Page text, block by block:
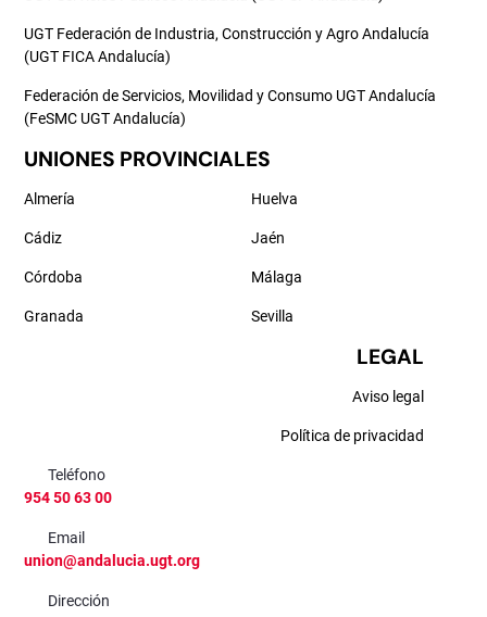
UGT Federación de Industria, Construcción y Agro Andalucía
(UGT FICA Andalucía)
Federación de Servicios, Movilidad y Consumo UGT Andalucía
(FeSMC UGT Andalucía)
UNIONES PROVINCIALES
Almería
Cádiz
Córdoba
Granada
Huelva
Jaén
Málaga
Sevilla
LEGAL
Aviso legal
Política de privacidad
Teléfono
954 50 63 00
Email
union@andalucia.ugt.org
Dirección